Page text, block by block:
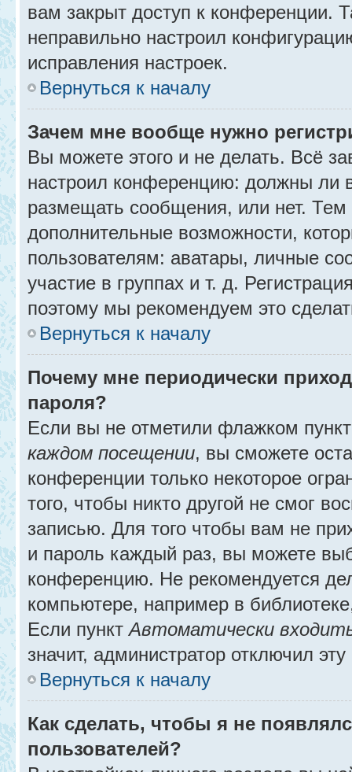
вам закрыт доступ к конференции.
неправильно настроил
исправления настроек.
Вернуться к началу
Зачем мне вообще нужно
Вы можете этого и не делать. Всё
настроил конференцию: должны ли
размещать сообщения, или нет.
дополнительные возможности,
пользователям: аватары, личные
участие в группах и т. д.
поэтому мы рекомендуем это
Вернуться к началу
Почему мне периодически
пароля?
Если вы не отметили флажком
каждом посещении, вы сможете
конференции только некоторое
того, чтобы никто другой не смог
записью. Для того чтобы вам не
и пароль каждый раз, вы можете
конференцию. Не рекомендуется
компьютере, например в
Если пунктАвтоматически
значит, администратор отключил
Вернуться к началу
Как сделать, чтобы я не
пользователей?